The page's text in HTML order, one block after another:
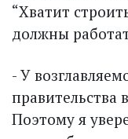
“Хватит
должны
- У
правительства
Поэтому я